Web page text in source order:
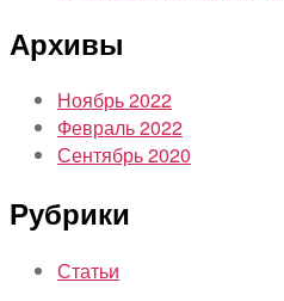
Архивы
Ноябрь 2022
Февраль 2022
Сентябрь 2020
Рубрики
Статьи